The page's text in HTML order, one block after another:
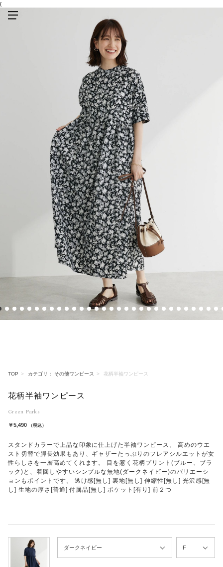
{
TOP カテゴリ： その他ワンピース 花柄半袖ワンピース
花柄半袖ワンピース
Green Parks
￥5,490 （税込）
スタンドカラーで上品な印象に仕上げた半袖ワンピース。 高めのウエ
スト切替で脚長効果もあり、ギャザーたっぷりのフレアシルエットが女
性らしさを一層高めてくれます。 目を惹く花柄プリント(ブルー、ブラ
ック)と、着回しやすいシンプルな無地(ダークネイビー)のバリエーシ
ョンもポイントです。 透け感[無し] 裏地[無し] 伸縮性[無し] 光沢感[無
し] 生地の厚さ[普通] 付属品[無し] ポケット[有り] 前２つ
1 2 3 4 5 6 7 8 9 10 11 12 13 14 15 16 17 18 19 20 21 22 23 24 25 26 27 28 29